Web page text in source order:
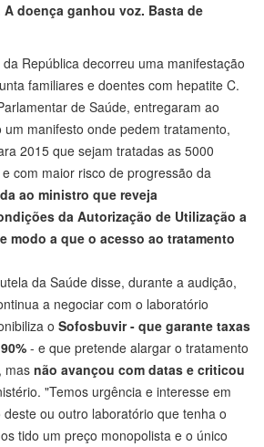
doença ganhou voz. Basta de
República decorreu uma manifestação
familiares e doentes com hepatite C.
de Saúde, entregaram ao
um manifesto onde pedem tratamento,
2015 que sejam tratadas as 5000
com maior risco de progressão da
ao ministro que reveja
da Autorização de Utilização a
modo a que o acesso ao tratamento
da Saúde disse, durante a audição,
a negociar com o laboratório
o Sofosbuvir - que garante taxas
- e que pretende alargar o tratamento
mas não avançou com datas e criticou
"Temos urgência e interesse em
ou outro laboratório que tenha o
tido um preço monopolista e o único